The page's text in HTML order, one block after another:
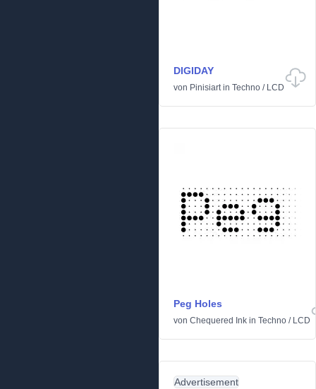
DIGIDAY
von Pinisiartin Techno / LCD
Peg Holes
von Chequered Ink in Techno / LCD
Advertisement